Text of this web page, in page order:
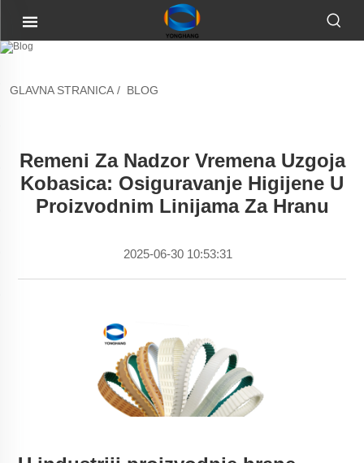
GLAVNA STRANICA / BLOG
Remeni Za Nadzor Vremena Uzgoja
Kobasica: Osiguravanje Higijene U
Proizvodnim Linijama Za Hranu
2025-06-30 10:53:31